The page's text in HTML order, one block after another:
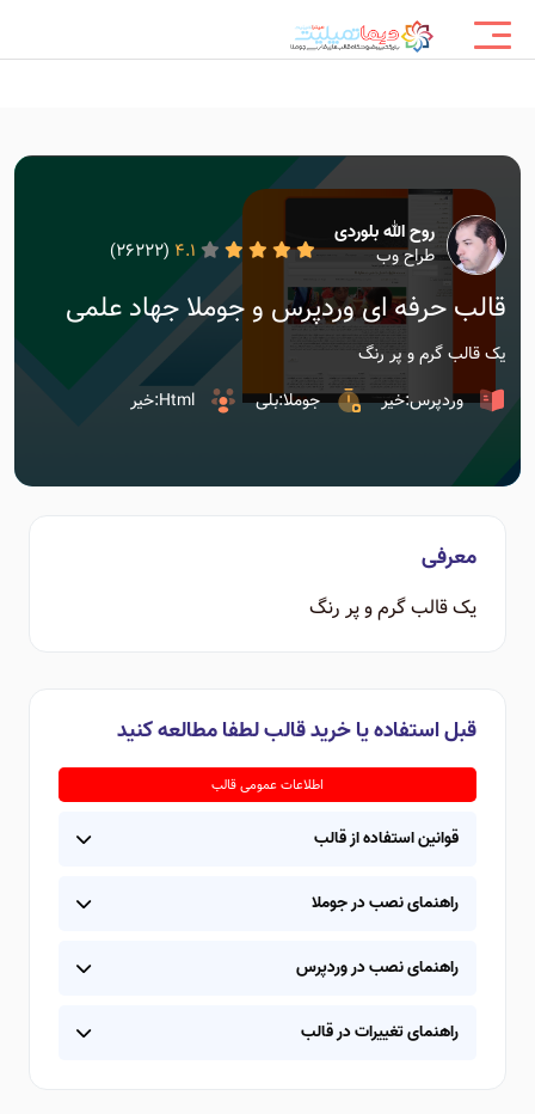
روح الله بلوردی
طراح وب
4.1
(26222)
قالب حرفه ای وردپرس و جوملا جهاد علمی
یک قالب گرم و پر رنگ
وردپرس:خیر
جوملا:بلی Html:خیر
معرفی
یک قالب گرم و پر رنگ
قبل استفاده یا خرید قالب لطفا مطالعه کنید
اطلاعات عمومی قالب
قوانین استفاده از قالب
راهنمای نصب در جوملا
راهنمای نصب در وردپرس
راهنمای تغییرات در قالب